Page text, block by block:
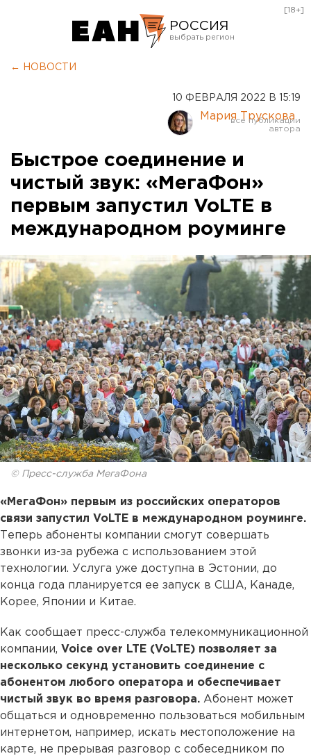
РОССИЯ
Курган
Оренбург
[18+]
← НОВОСТИ
10 ФЕВРАЛЯ 2022 В 15:19
Мария Трускова
Быстрое соединение и
чистый звук: «МегаФон»
первым запустил VoLTE в
международном роуминге
© Пресс-служба МегаФона
«МегаФон» первым из российских операторов
связи запустил VoLTE в международном роуминге.
Теперь абоненты компании смогут совершать
звонки из-за рубежа с использованием этой
технологии. Услуга уже доступна в Эстонии, до
конца года планируется ее запуск в США, Канаде,
Корее, Японии и Китае.
Как сообщает пресс-служба телекоммуникационной
компании, Voice over LTE (VoLTE) позволяет за
несколько секунд установить соединение с
абонентом любого оператора и обеспечивает
чистый звук во время разговора. Абонент может
общаться и одновременно пользоваться мобильным
интернетом, например, искать местоположение на
карте, не прерывая разговор с собеседником по